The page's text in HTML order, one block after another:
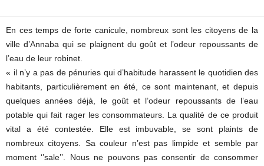
En ces temps de forte canicule, nombreux sont les citoyens de la
ville d’Annaba qui se plaignent du goût et l’odeur repoussants de
l’eau de leur robinet.
« il n’y a pas de pénuries qui d’habitude harassent le quotidien des
habitants, particulièrement en été, ce sont maintenant, et depuis
quelques années déjà, le goût et l’odeur repoussants de l’eau
potable qui fait rager les consommateurs. La qualité de ce produit
vital a été contestée. Elle est imbuvable, se sont plaints de
nombreux citoyens. Sa couleur n’est pas limpide et semble par
moment ‘’sale’’. Nous ne pouvons pas consentir de consommer